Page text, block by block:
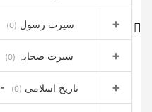
0090 - SEERAT E RASOOL - سیرت رسول (0)
0100 - SEERAT E SAHABA - سیرت صحابہ (0)
0110 - TAARIKH E ISLAMEE - تاریخ اسلامی (0)